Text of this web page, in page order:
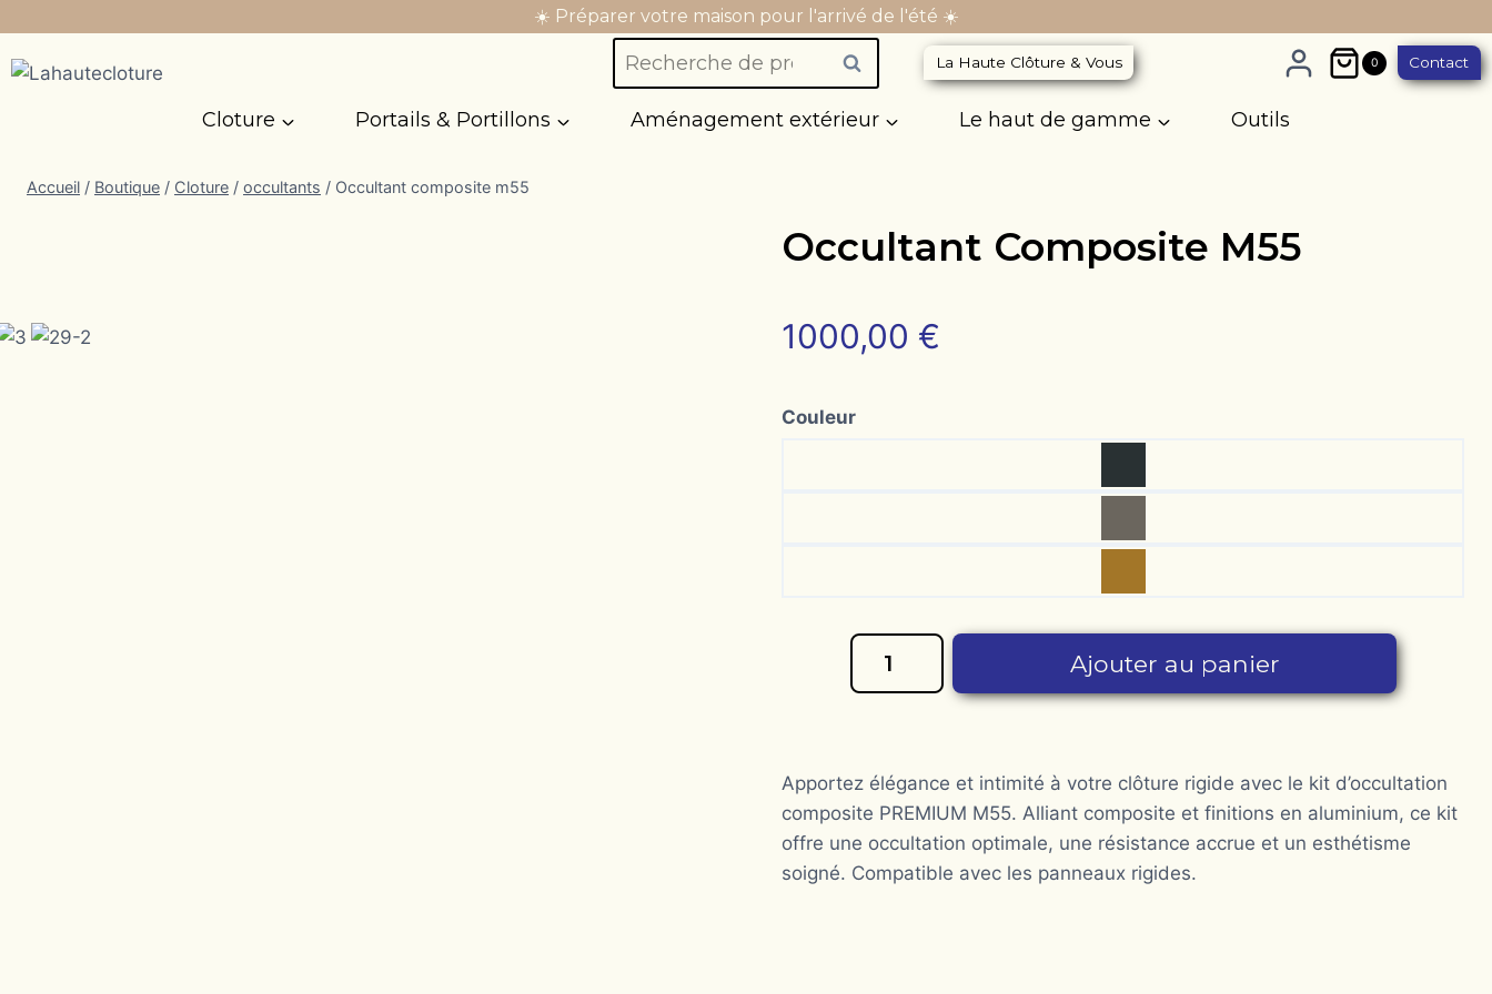
contenu
☀️ Préparer votre maison pour l'arrivé de l'été ☀️
Recherche
pour :
RechercheLa Haute Clôture & Vous 0 Contact
Cloture Portails & Portillons Aménagement extérieur Le haut de gamme Outils
Accueil / Boutique / Cloture / occultants / Occultant composite m55
Occultant Composite M55
1000,00 €
Couleur
quantité
Ajouter au panier
Apportez élégance et intimité à votre clôture rigide avec le kit d’occultation
composite PREMIUM M55. Alliant composite et finitions en aluminium, ce kit
offre une occultation optimale, une résistance accrue et un esthétisme
soigné. Compatible avec les panneaux rigides.